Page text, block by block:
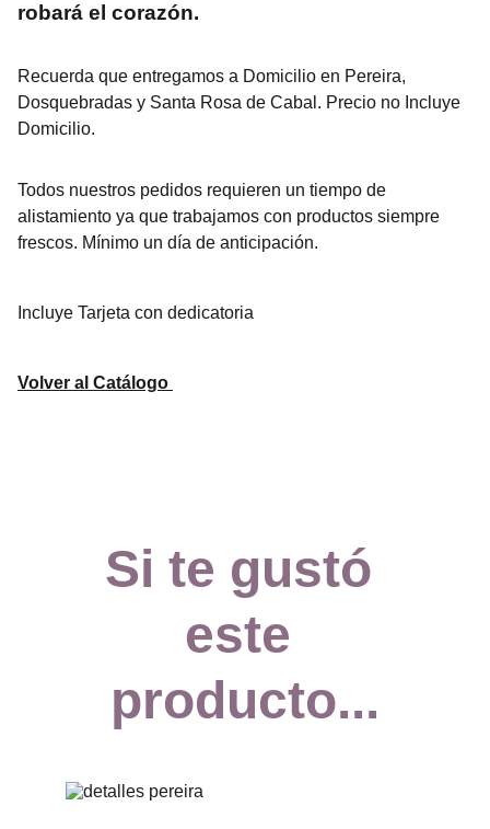
robará el corazón.
Recuerda que entregamos a Domicilio en Pereira,
Dosquebradas y Santa Rosa de Cabal. Precio no Incluye
Domicilio.
Todos nuestros pedidos requieren un tiempo de
alistamiento ya que trabajamos con productos siempre
frescos. Mínimo un día de anticipación.
Incluye Tarjeta con dedicatoria
Volver al Catálogo
Si te gustó
este
producto...